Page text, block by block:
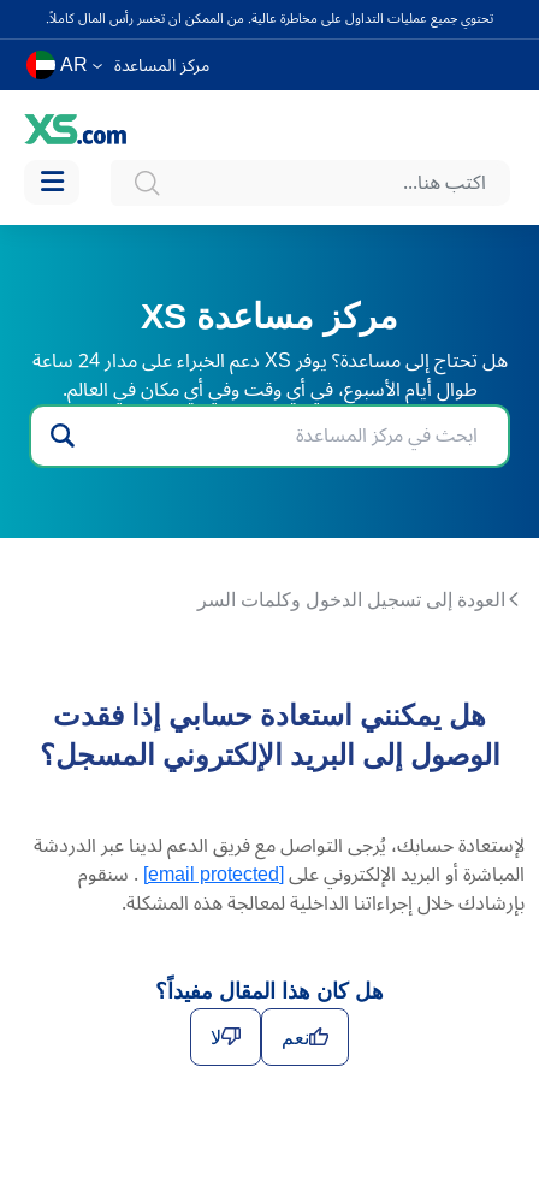
تحتوي جميع عمليات التداول على مخاطرة عالية. من الممكن ان تخسر رأس المال كاملاً.
مركز المساعدة AR
مركز مساعدة XS
هل تحتاج إلى مساعدة؟ يوفر XS دعم الخبراء على مدار 24 ساعة
طوال أيام الأسبوع، في أي وقت وفي أي مكان في العالم.
العودة إلى تسجيل الدخول وكلمات السر
هل يمكنني استعادة حسابي إذا فقدت
الوصول إلى البريد الإلكتروني المسجل؟
لإستعادة حسابك، يُرجى التواصل مع فريق الدعم لدينا عبر الدردشة
المباشرة أو البريد الإلكتروني على[email protected] . سنقوم
بإرشادك خلال إجراءاتنا الداخلية لمعالجة هذه المشكلة.
هل كان هذا المقال مفيداً؟
نعم لا